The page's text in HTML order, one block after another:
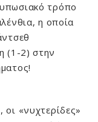
τρόπο
η οποία
(1-2) στην
οι «νυχτερίδες»